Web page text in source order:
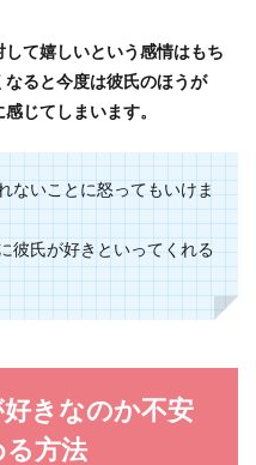
て嬉しいという感情はもち
ると今度は彼氏のほうが
じてしまいます。
ないことに怒ってもいけま
彼氏が好きといってくれる
きなのか不安
る方法